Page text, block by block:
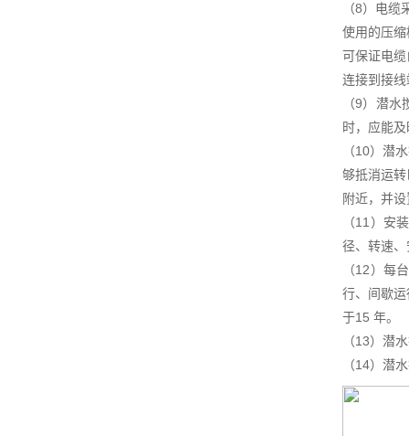
（8）电
使用的压
可保证电
连接到接
（9）潜
时，应能
（10）潜
够抵消运
附近，并
（11）安
径、转速
（12）每
行、间歇
于15 年。
（13）潜
（14）潜